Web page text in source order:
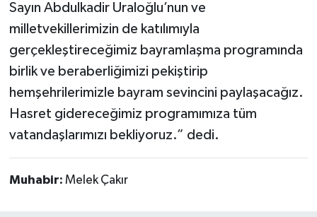
Sayın Abdulkadir Uraloğlu’nun ve
milletvekillerimizin de katılımıyla
gerçekleştireceğimiz bayramlaşma programında
birlik ve beraberliğimizi pekiştirip
hemşehrilerimizle bayram sevincini paylaşacağız.
Hasret gidereceğimiz programımıza tüm
vatandaşlarımızı bekliyoruz.” dedi.
Muhabir: Melek Çakır